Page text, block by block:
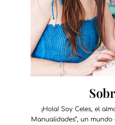
¡Hola! Soy Celes, el
Manualidades”, un